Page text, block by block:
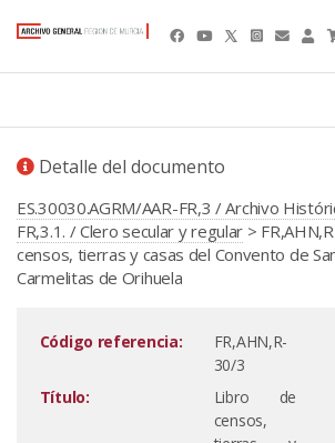
Detalle del documento
ES.30030.AGRM/AAR-FR,3 / Archivo
FR,3.1. / Clero secular y regular >
censos, tierras y casas del Convento de
Carmelitas de Orihuela
Código referencia:
FR,AHN,R-
30/3
Título:
Libro de
censos,